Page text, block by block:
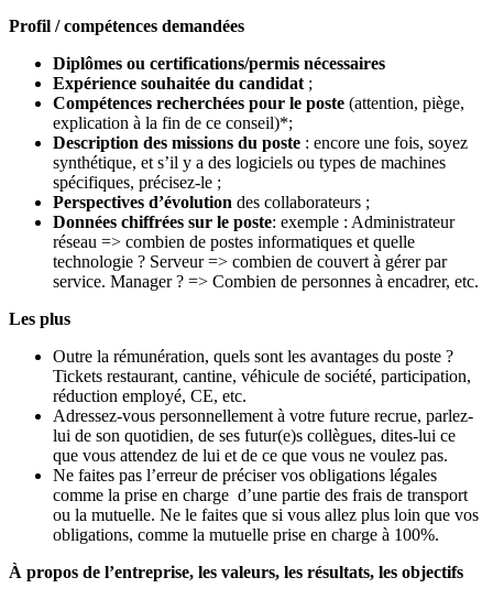
Profil / compétences demandées
Diplômes ou certifications/permis nécessaires
Expérience souhaitée du candidat;
Compétences recherchées pour le poste (attention, piège,
explication à la fin de ce conseil)*;
Description des missions du poste : encore une fois, soyez
synthétique, et s’il y a des logiciels ou types de machines
spécifiques, précisez-le ;
Perspectives d’évolution des collaborateurs ;
Données chiffrées sur le poste: exemple : Administrateur
réseau => combien de postes informatiques et quelle
technologie ? Serveur => combien de couvert à gérer par
service. Manager ? => Combien de personnes à encadrer, etc.
Les plus
Outre la rémunération, quels sont les avantages du poste ?
Tickets restaurant, cantine, véhicule de société, participation,
réduction employé, CE, etc.
Adressez-vous personnellement à votre future recrue, parlez-
lui de son quotidien, de ses futur(e)s collègues, dites-lui ce
que vous attendez de lui et de ce que vous ne voulez pas.
Ne faites pas l’erreur de préciser vos obligations légales
comme la prise en charge d’une partie des frais de transport
ou la mutuelle. Ne le faites que si vous allez plus loin que vos
obligations, comme la mutuelle prise en charge à 100%.
À propos de l’entreprise, les valeurs, les résultats, les objectifs